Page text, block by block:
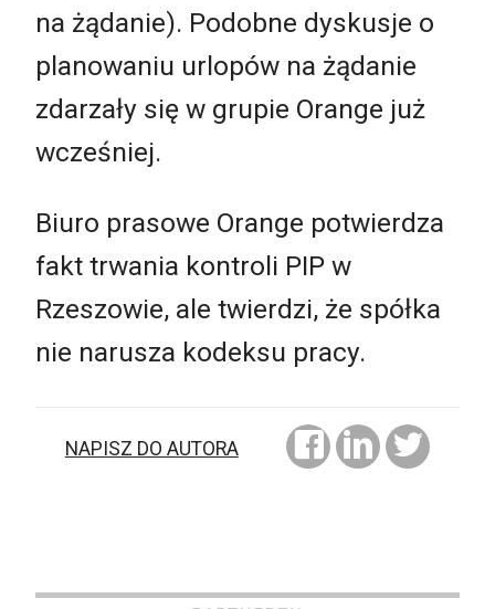
na żądanie). Podobne dyskusje o
planowaniu urlopów na żądanie
zdarzały się w grupie Orange już
wcześniej.
Biuro prasowe Orange potwierdza
fakt trwania kontroli PIP w
Rzeszowie, ale twierdzi, że spółka
nie narusza kodeksu pracy.
NAPISZ DO AUTORA